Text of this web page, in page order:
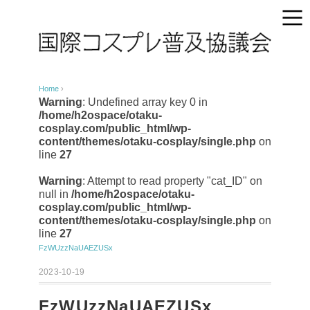
Home ›
Warning: Undefined array key 0 in
/home/h2ospace/otaku-
cosplay.com/public_html/wp-
content/themes/otaku-cosplay/single.php on
line 27
Warning: Attempt to read property "cat_ID" on
null in /home/h2ospace/otaku-
cosplay.com/public_html/wp-
content/themes/otaku-cosplay/single.php on
line 27
FzWUzzNaUAEZUSx
2023-10-19
FzWUzzNaUAEZUSx